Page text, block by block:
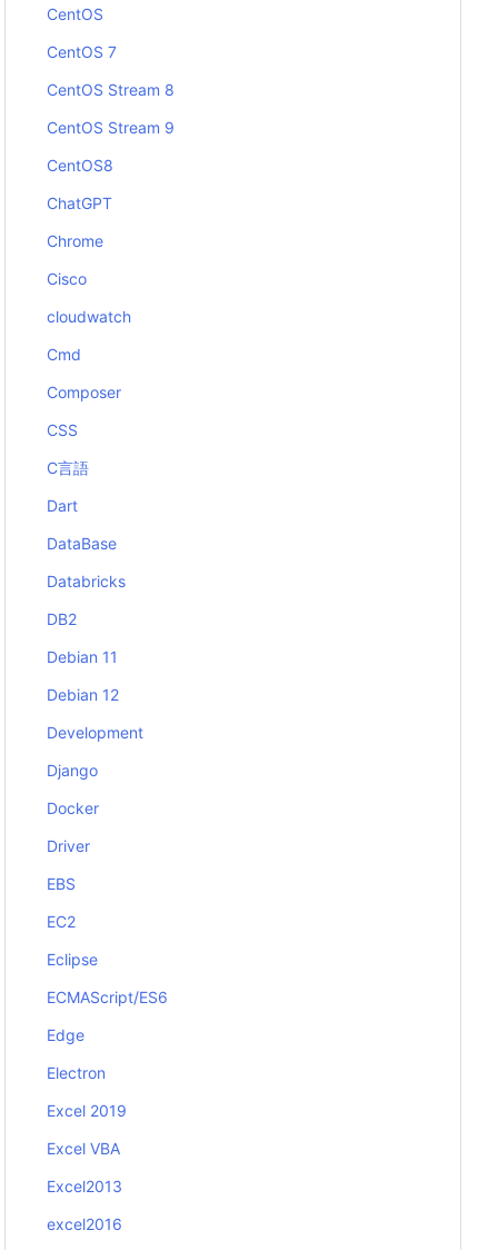
CentOS
CentOS 7
CentOS Stream 8
CentOS Stream 9
CentOS8
ChatGPT
Chrome
Cisco
cloudwatch
Cmd
Composer
CSS
C言語
Dart
DataBase
Databricks
DB2
Debian 11
Debian 12
Development
Django
Docker
Driver
EBS
EC2
Eclipse
ECMAScript/ES6
Edge
Electron
Excel 2019
Excel VBA
Excel2013
excel2016